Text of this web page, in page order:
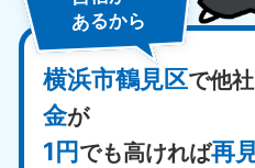
あるから
横浜市鶴見区で他
金が
1円でも高ければ再